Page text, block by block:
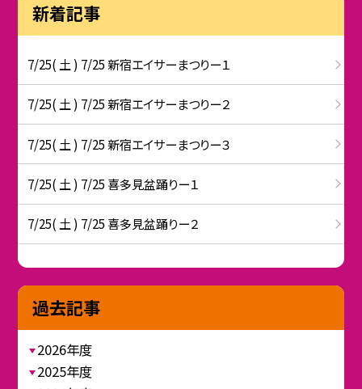
新着記事
7/25( 土 ) 7/25 新宿エイサーまつりー１
7/25( 土 ) 7/25 新宿エイサーまつりー２
7/25( 土 ) 7/25 新宿エイサーまつりー３
7/25( 土 ) 7/25 喜多見盆踊りー１
7/25( 土 ) 7/25 喜多見盆踊りー２
過去記事
2026年度
2025年度